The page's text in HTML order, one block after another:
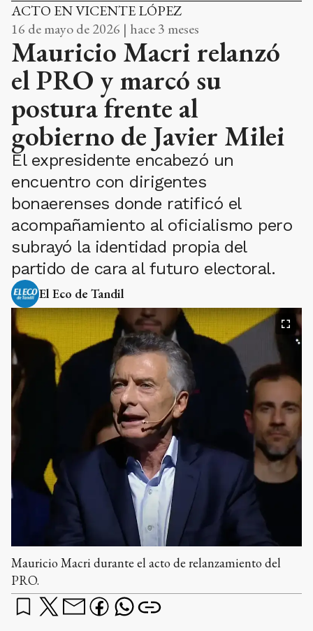
ACTO EN VICENTE LÓPEZ
16 de mayo de 2026 | hace 3 meses
Mauricio Macri relanzó
el PRO y marcó su
postura frente al
gobierno de Javier Milei
El expresidente encabezó un
encuentro con dirigentes
bonaerenses donde ratificó el
acompañamiento al oficialismo pero
subrayó la identidad propia del
partido de cara al futuro electoral.
El Eco de Tandil
Mauricio Macri durante el acto de relanzamiento del
PRO.